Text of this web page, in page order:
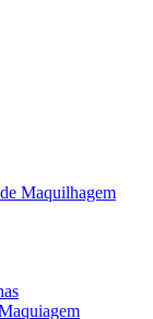
Maquilhagem